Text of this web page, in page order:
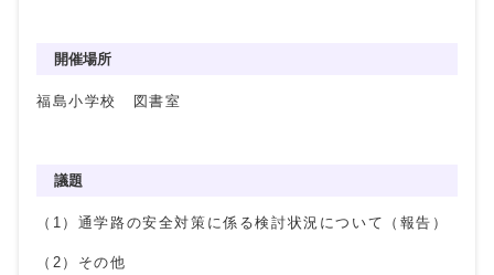
開催場所
福島小学校 図書室
議題
（1）通学路の安全対策に係る検討状況について（報告）
（2）その他